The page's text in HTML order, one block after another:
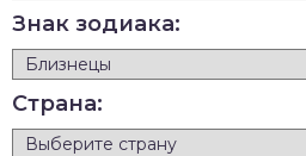
Знак зодиака:
Страна: